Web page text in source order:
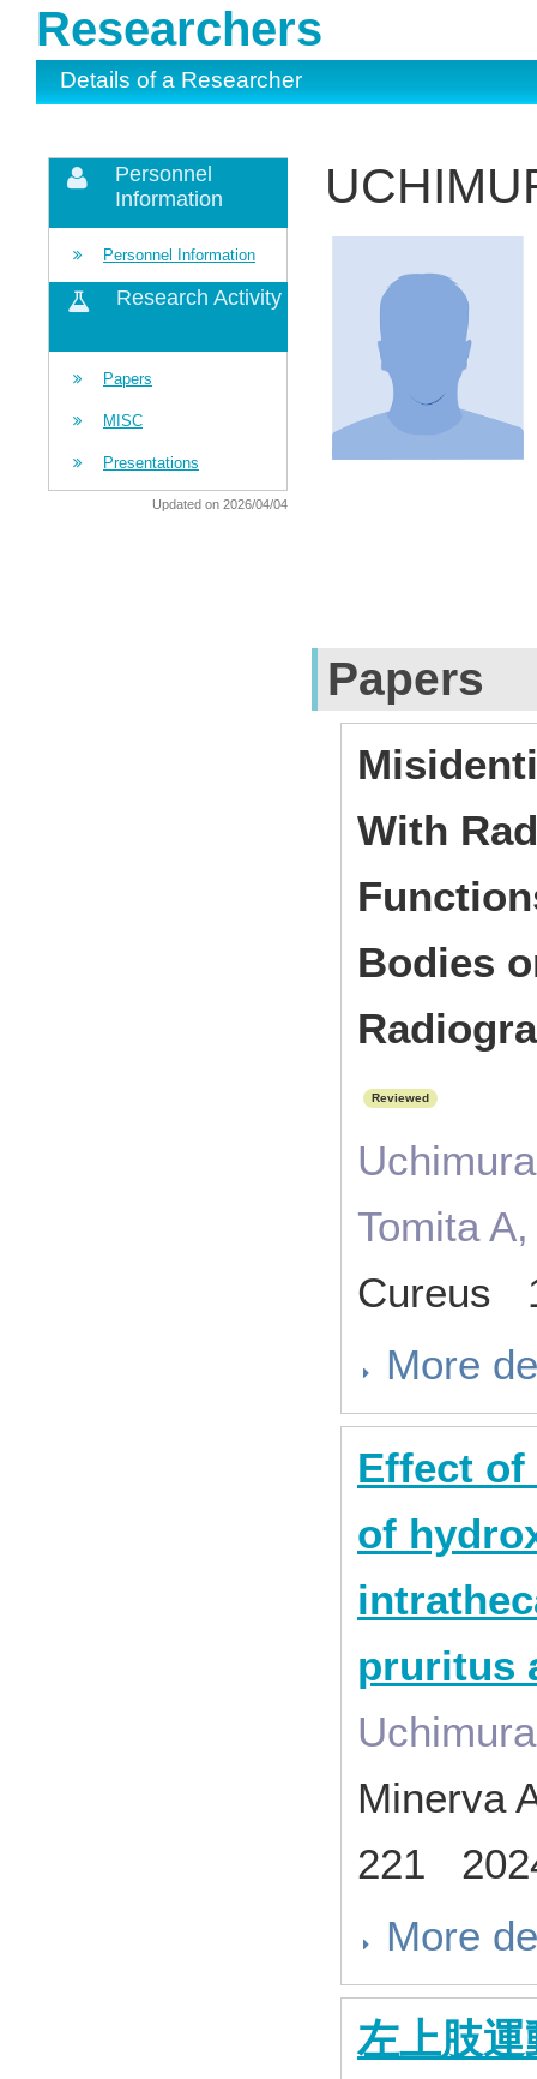
Researchers
Details of a Researcher
Personnel
Information
Personnel Information
Research Activity
Papers
MISC
Presentations
Updated on 2026/04/04
Papers
With
Bodies
Reviewed
Tomita
Cureus
More
Effect
of
pruritus
Minerva
221
More
左上肢